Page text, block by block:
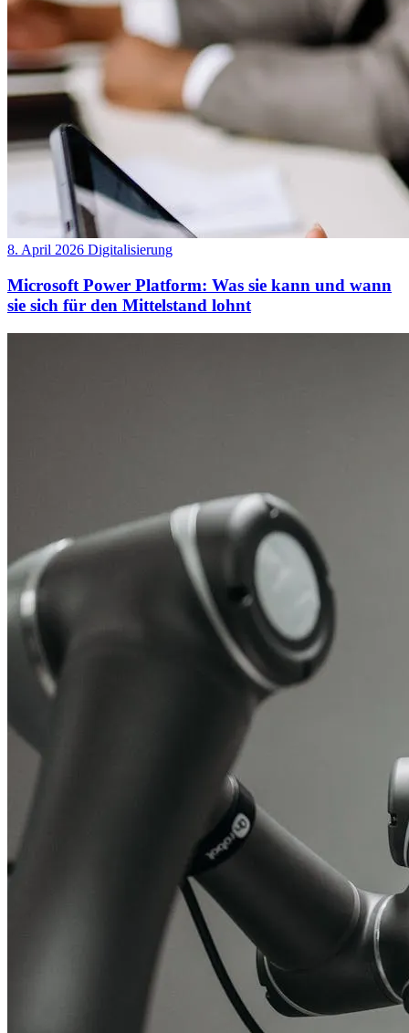
8. April 2026 Digitalisierung
Microsoft Power Platform: Was sie kann und wann
sie sich für den Mittelstand lohnt